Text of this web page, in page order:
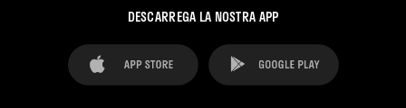
DESCARREGA LA NOSTRA APP